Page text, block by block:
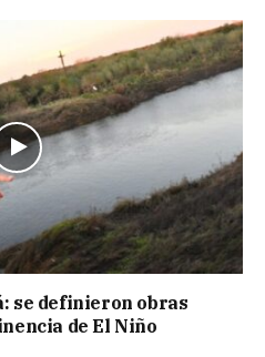
se definieron obras
de El Niño